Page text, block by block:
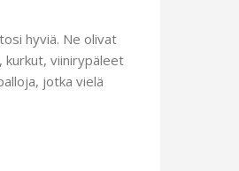
hyviä. Ne olivat
kurkut, viinirypäleet
jotka vielä